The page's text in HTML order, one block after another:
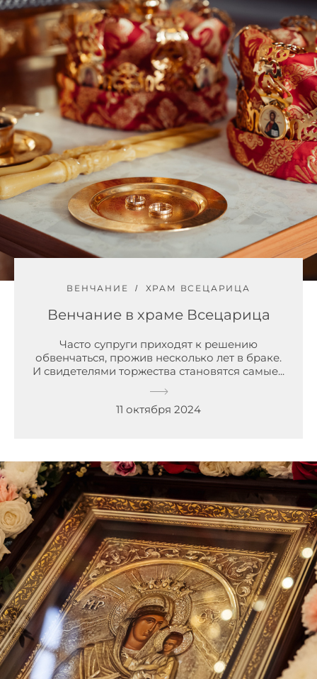
ВЕНЧАНИЕ ХРАМ ВСЕЦАРИЦА
Венчание в храме Всецарица
Часто супруги приходят к решению
обвенчаться, прожив несколько лет в браке.
И свидетелями торжества становятся самые...
11 октября 2024